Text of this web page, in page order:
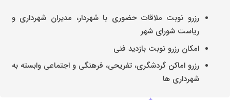
رزرو نوبت ملاقات حضوری با شهردار، مدیران شهرداری و
ریاست شورای شهر
امکان رزرو نوبت بازدید فنی
رزرو اماکن گردشگری، تفریحی، فرهنگی و اجتماعی وابسته به
شهرداری ها